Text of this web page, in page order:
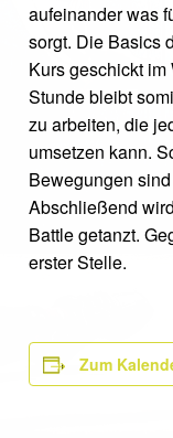
aufeinander was
sorgt. Die Basics
Kurs geschickt
Stunde bleibt
zu arbeiten, die
umsetzen kann.
Bewegungen
Abschließend
Battle getanzt.
erster Stelle.
Zum